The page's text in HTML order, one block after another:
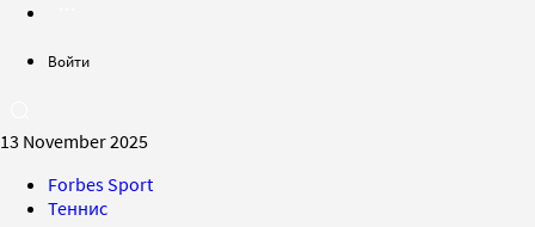
Войти
13 November 2025
Forbes Sport
Теннис